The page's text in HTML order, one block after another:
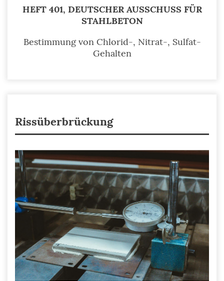
HEFT 401, DEUTSCHER AUSSCHUSS FÜR
STAHLBETON
Bestimmung von Chlorid-, Nitrat-, Sulfat-
Gehalten
Rissüberbrückung